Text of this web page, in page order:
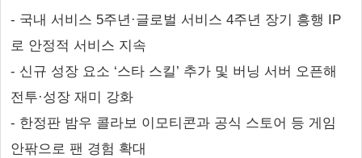
- 국내 서비스 5주년·글로벌 서비스 4주년 장기 흥행 IP
로 안정적 서비스 지속
- 신규 성장 요소 ‘스타 스킬’ 추가 및 버닝 서버 오픈해
전투·성장 재미 강화
- 한정판 밤우 콜라보 이모티콘과 공식 스토어 등 게임
안팎으로 팬 경험 확대